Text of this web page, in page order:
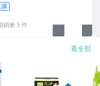
購
銷量 5 件
看全部